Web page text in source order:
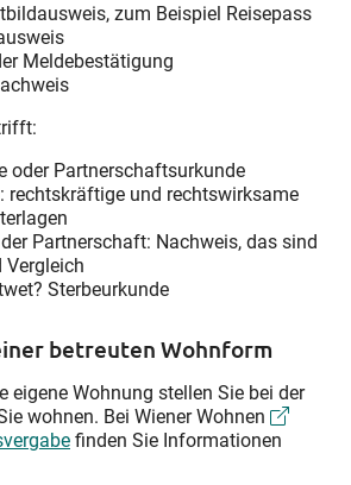
zum Beispiel Reisepass
Meldebestätigung
oder Partnerschaftsurkunde
rechtskräftige und rechtswirksame
Partnerschaft: Nachweis, das sind
Vergleich
Sterbeurkunde
betreuten Wohnform
eigene Wohnung stellen Sie bei der
wohnen. Bei Wiener Wohnen
finden Sie Informationen